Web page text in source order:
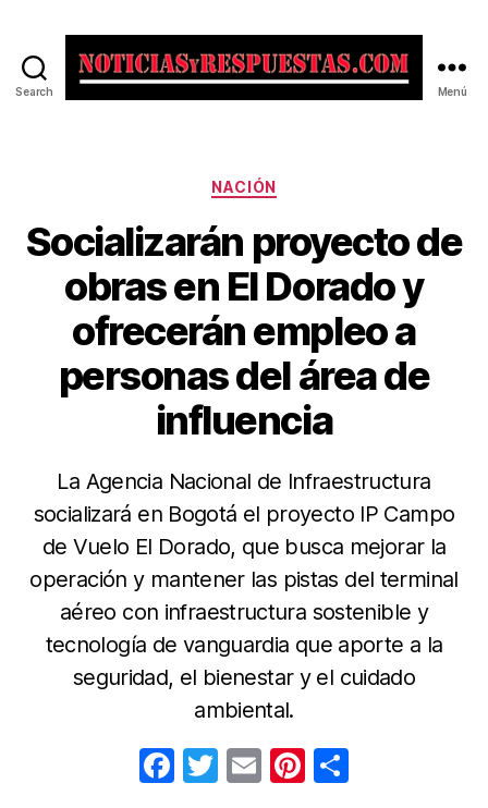
Search Menú
Categorías
NACIÓN
Socializarán proyecto de
obras en El Dorado y
ofrecerán empleo a
personas del área de
influencia
La Agencia Nacional de Infraestructura
socializará en Bogotá el proyecto IP Campo
de Vuelo El Dorado, que busca mejorar la
operación y mantener las pistas del terminal
aéreo con infraestructura sostenible y
tecnología de vanguardia que aporte a la
seguridad, el bienestar y el cuidado
ambiental.
F T E Pi